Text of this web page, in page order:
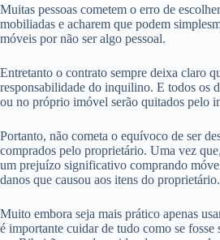
Muitas pessoas cometem o erro de
mobiliadas e acharem que podem
móveis por não ser algo pessoal.
Entretanto o contrato sempre deixa claro
responsabilidade do inquilino. E todos os
ou no próprio imóvel serão quitados pelo
Portanto, não cometa o equívoco de ser
comprados pelo proprietário. Uma vez
um prejuízo significativo comprando
danos que causou aos itens do proprietário.
Muito embora seja mais prático apenas
é importante cuidar de tudo como se fosse